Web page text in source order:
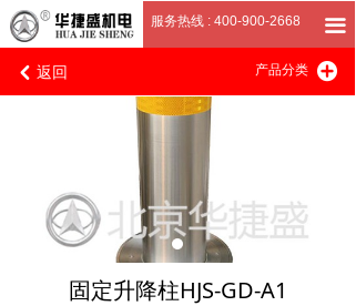
낒 返回 产品分类 끴
服务热线 : 400-900-2668 끀
首页
关于我们
招商加盟
固定升降柱HJS-GD-A1